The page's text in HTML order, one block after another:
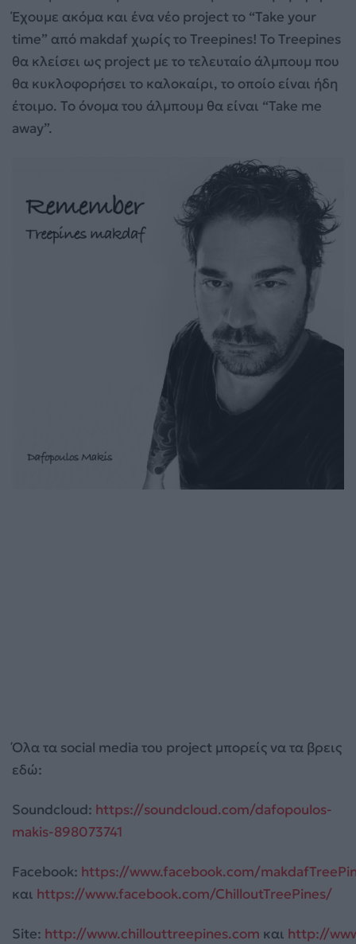
Έχουμε ακόμα και ένα νέο project το “Take your
time” από makdaf χωρίς το Treepines! Το Treepines
θα κλείσει ως project με το τελευταίο άλμπουμ που
θα κυκλοφορήσει το καλοκαίρι, το οποίο είναι ήδη
έτοιμο. Το όνομα του άλμπουμ θα είναι “Take me
away”.
Όλα τα social media του project μπορείς να τα βρεις
εδώ:
Soundcloud: https://soundcloud.com/dafopoulos-
makis-898073741
Facebook: https://www.facebook.com/
και https://www.facebook.com/ChilloutTreePines/
Site: http://www.chillouttreepines.com και http://